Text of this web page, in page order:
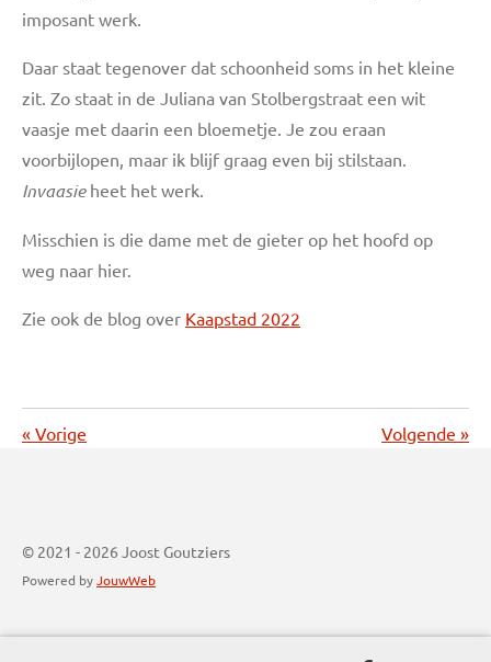
imposant werk.
Daar staat tegenover dat schoonheid soms in het kleine
zit. Zo staat in de Juliana van Stolbergstraat een wit
vaasje met daarin een bloemetje. Je zou eraan
voorbijlopen, maar ik blijf graag even bij stilstaan.
Invaasieheet het werk.
Misschien is die dame met de gieter op het hoofd op
weg naar hier.
Zie ook de blog over Kaapstad 2022
« Vorige Volgende »
© 2021 - 2026 Joost Goutziers
Powered byJouwWeb